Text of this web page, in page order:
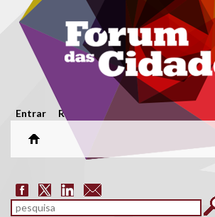
Passar para o conteúdo principal
Menu secundário
Entrar Registar
Formulário de pesquisa
pesquisar